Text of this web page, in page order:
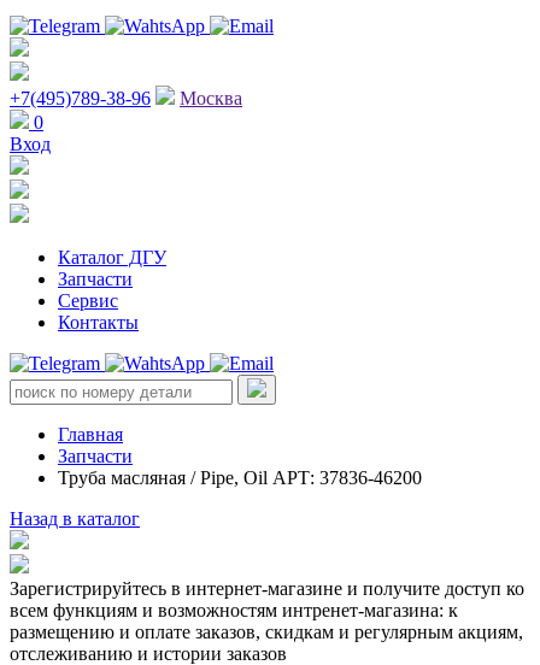
+7(495)789-38-96
Москва
0
Вход
Каталог ДГУ
Запчасти
Сервис
Контакты
Главная
Запчасти
Труба масляная / Pipe, Oil АРТ: 37836-46200
Назад в каталог
Зарегистрируйтесь в интернет-магазине и получите доступ ко
всем функциям и возможностям интренет-магазина: к
размещению и оплате заказов, скидкам и регулярным акциям,
отслеживанию и истории заказов